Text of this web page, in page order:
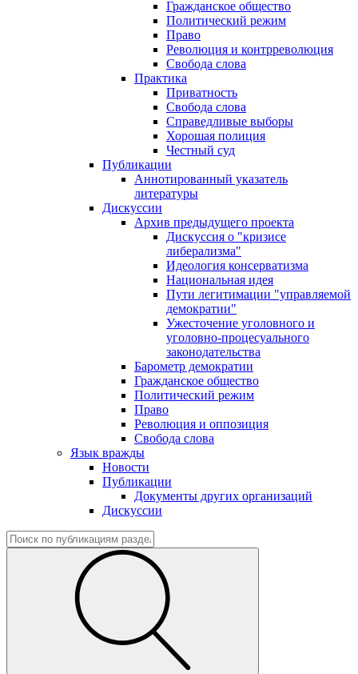
Гражданское общество
Политический режим
Право
Революция и контрреволюция
Свобода слова
Практика
Приватность
Свобода слова
Справедливые выборы
Хорошая полиция
Честный суд
Публикации
Аннотированный указатель
литературы
Дискуссии
Архив предыдущего проекта
Дискуссия о "кризисе
либерализма"
Идеология консерватизма
Национальная идея
Пути легитимации "управляемой
демократии"
Ужесточение уголовного и
уголовно-процесуального
законодательства
Барометр демократии
Гражданское общество
Политический режим
Право
Революция и оппозиция
Свобода слова
Язык вражды
Новости
Публикации
Документы других организаций
Дискуссии